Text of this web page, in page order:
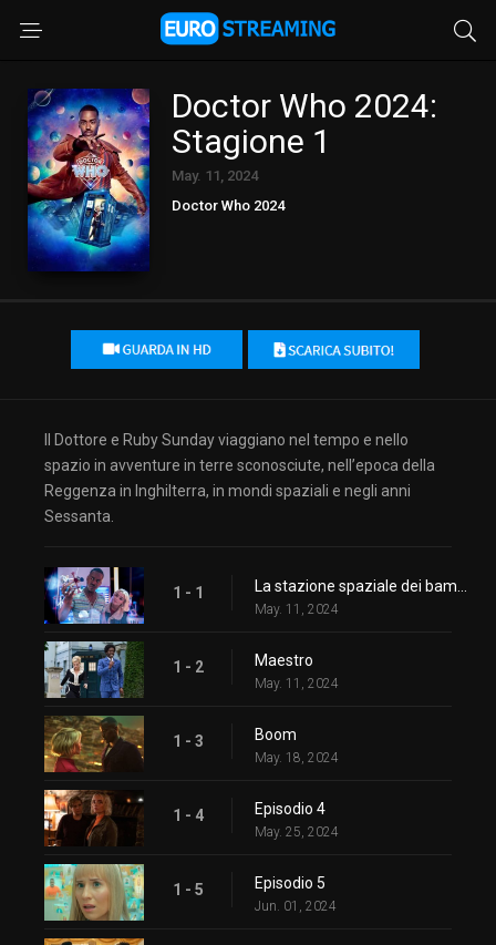
Doctor Who 2024:
Stagione 1
May. 11, 2024
Doctor Who 2024
Il Dottore e Ruby Sunday viaggiano nel tempo e nello
spazio in avventure in terre sconosciute, nell’epoca della
Reggenza in Inghilterra, in mondi spaziali e negli anni
Sessanta.
1 - 1
May. 11, 2024
1 - 2 Maestro
May. 11, 2024
1 - 3 Boom
May. 18, 2024
1 - 4 Episodio 4
May. 25, 2024
1 - 5 Episodio 5
Jun. 01, 2024